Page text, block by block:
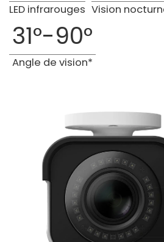
LED infrarouges Vision
31°-90°
Angle de vision*